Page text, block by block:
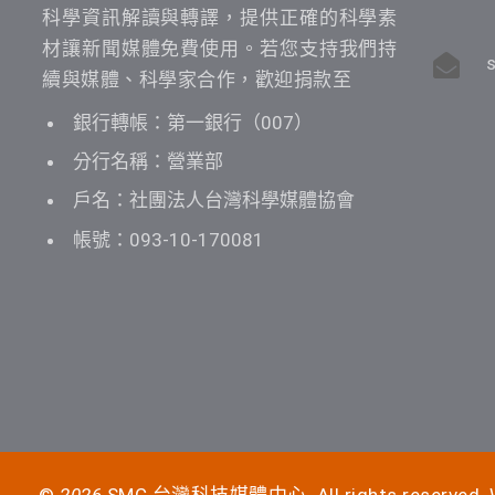
科學資訊解讀與轉譯，提供正確的科學素
材讓新聞媒體免費使用。若您支持我們持
續與媒體、科學家合作，歡迎捐款至
銀行轉帳：第一銀行（007）
分行名稱：營業部
戶名：社團法人台灣科學媒體協會
帳號：093-10-170081